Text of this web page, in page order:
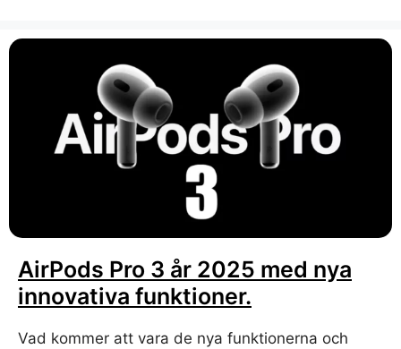
AirPods Pro 3 år 2025 med nya
innovativa funktioner.
Vad kommer att vara de nya funktionerna och